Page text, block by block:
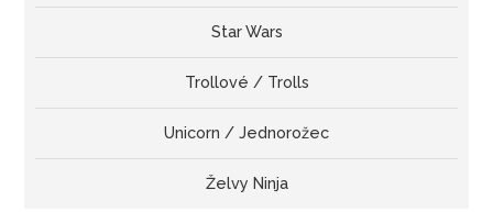
Star Wars
Trollové / Trolls
Unicorn / Jednorožec
Želvy Ninja